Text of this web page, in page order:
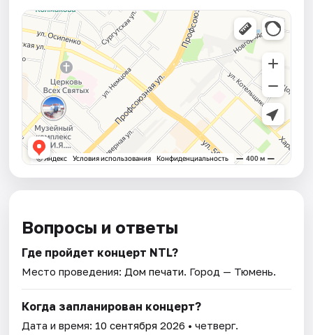
Вопросы и ответы
Где пройдет концерт NTL?
Место проведения: Дом печати. Город — Тюмень.
Когда запланирован концерт?
Дата и время: 10 сентября 2026 • четверг.